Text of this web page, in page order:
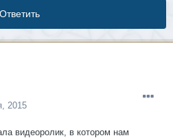
Ответить
2015
видеоролик, в котором нам